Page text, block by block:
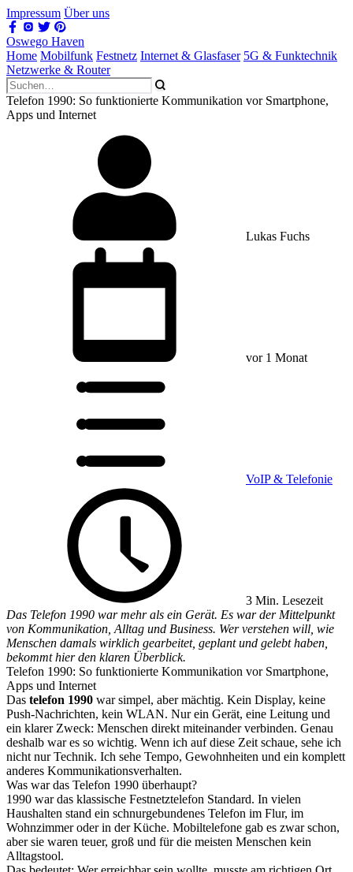
Impressum Über uns
Oswego Haven
Home Mobilfunk Festnetz Internet & Glasfaser 5G & Funktechnik
Netzwerke & Router
Telefon 1990: So funktionierte Kommunikation vor Smartphone,
Apps und Internet
Lukas Fuchs
vor 1 Monat
VoIP & Telefonie
3 Min. Lesezeit
Das Telefon 1990 war mehr als ein Gerät. Es war der Mittelpunkt
von Kommunikation, Alltag und Business. Wer verstehen will, wie
Menschen damals wirklich gearbeitet, geplant und gelebt haben,
bekommt hier den klaren Überblick.
Telefon 1990: So funktionierte Kommunikation vor Smartphone,
Apps und Internet
Das telefon 1990 war simpel, aber mächtig. Kein Display, keine
Push-Nachrichten, kein WLAN. Nur ein Gerät, eine Leitung und
ein klarer Zweck: Menschen direkt miteinander verbinden. Genau
deshalb war es so wichtig. Wenn ich auf diese Zeit schaue, sehe ich
nicht nur Technik. Ich sehe Tempo, Gewohnheiten und ein komplett
anderes Kommunikationsverhalten.
Was war das Telefon 1990 überhaupt?
1990 war das klassische Festnetztelefon Standard. In vielen
Haushalten stand ein schnurgebundenes Telefon im Flur, im
Wohnzimmer oder in der Küche. Mobiltelefone gab es zwar schon,
aber sie waren teuer, groß und für die meisten Menschen kein
Alltagstool.